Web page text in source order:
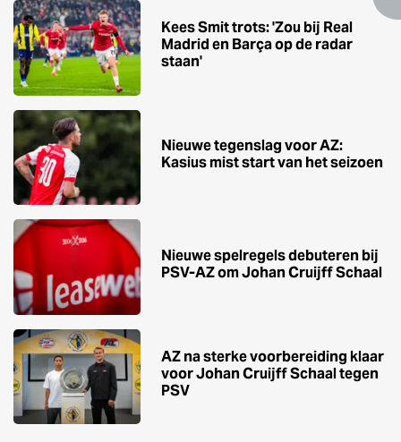
Kees Smit trots: 'Zou bij Real
Madrid en Barça op de radar
staan'
Nieuwe tegenslag voor AZ:
Kasius mist start van het seizoen
Nieuwe spelregels debuteren bij
PSV-AZ om Johan Cruijff Schaal
AZ na sterke voorbereiding klaar
voor Johan Cruijff Schaal tegen
PSV